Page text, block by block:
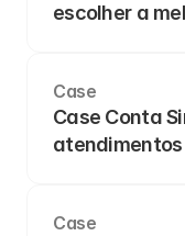
escolher a
Case
Case Conta
Case